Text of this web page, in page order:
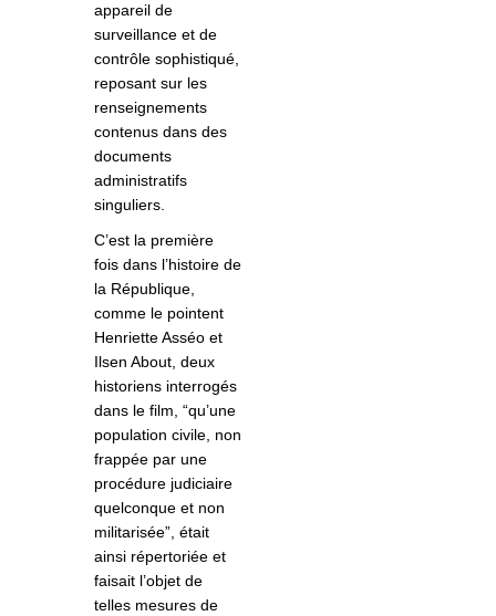
appareil de
surveillance et de
contrôle sophistiqué,
reposant sur les
renseignements
contenus dans des
documents
administratifs
singuliers.
C’est la première
fois dans l’histoire de
la République,
comme le pointent
Henriette Asséo et
Ilsen About, deux
historiens interrogés
dans le film, “qu’une
population civile, non
frappée par une
procédure judiciaire
quelconque et non
militarisée”, était
ainsi répertoriée et
faisait l’objet de
telles mesures de